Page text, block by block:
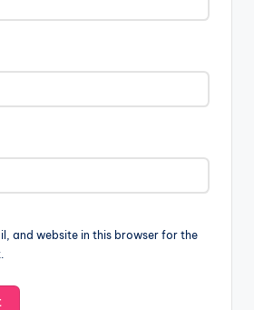
and website in this browser for the